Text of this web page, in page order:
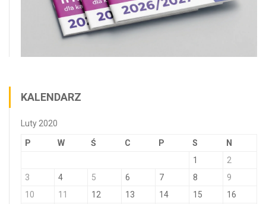
KALENDARZ
Luty 2020
P W Ś C P S N
1
2
3
4 5 6 7 8
9
10
11 12 13 14 15
16